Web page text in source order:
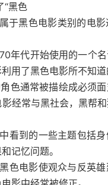
“黑色
于黑色电影类别的电
年代开始使用的一个
用了黑色电影所不知道
色通常被描绘成必须
经常与黑社会，黑帮
看到的一些主题包括身
记忆问题。
色电影使观众与反英